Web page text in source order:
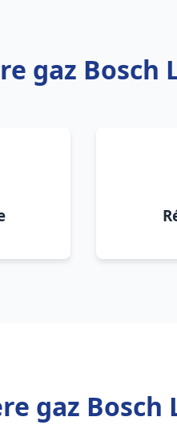
gaz Bosch
gaz Bosch